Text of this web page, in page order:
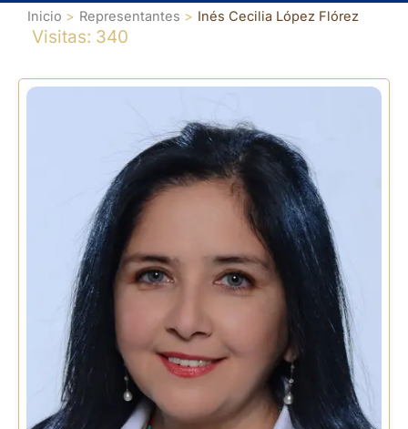
Inicio Representantes Inés Cecilia López Flórez
Visitas: 340